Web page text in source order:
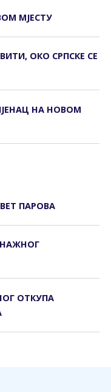
МЈЕСТУ
ОКО СРПСКЕ СЕ
НА НОВОМ
ПАРОВА
ОТКУПА